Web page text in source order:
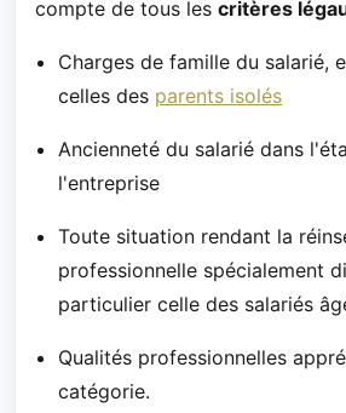
compte de tous les critères
Charges de famille du salarié,
celles des parents isolés
Ancienneté du salarié dans
l'entreprise
Toute situation rendant la
professionnelle spécialement
particulier celle des salariés
Qualités professionnelles
catégorie.